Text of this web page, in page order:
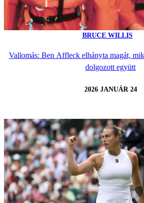
BRUCE WILLIS
Vallomás: Ben Affleck elhányta magát,
dolgozott együtt
2026 JANUÁR 24